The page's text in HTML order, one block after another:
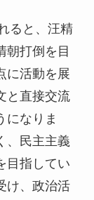
ると、汪精
朝打倒を目
に活動を展
と直接交流
になりま
、民主主義
目指してい
け、政治活